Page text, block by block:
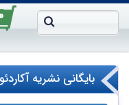
۰
بایگانی نشریه